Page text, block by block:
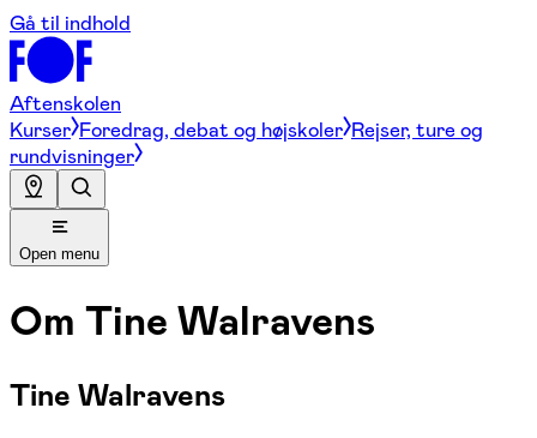
Gå til indhold
Aftenskolen
Kurser Foredrag, debat og højskoler Rejser, ture og
rundvisninger
Open menu
Om Tine Walravens
Tine Walravens